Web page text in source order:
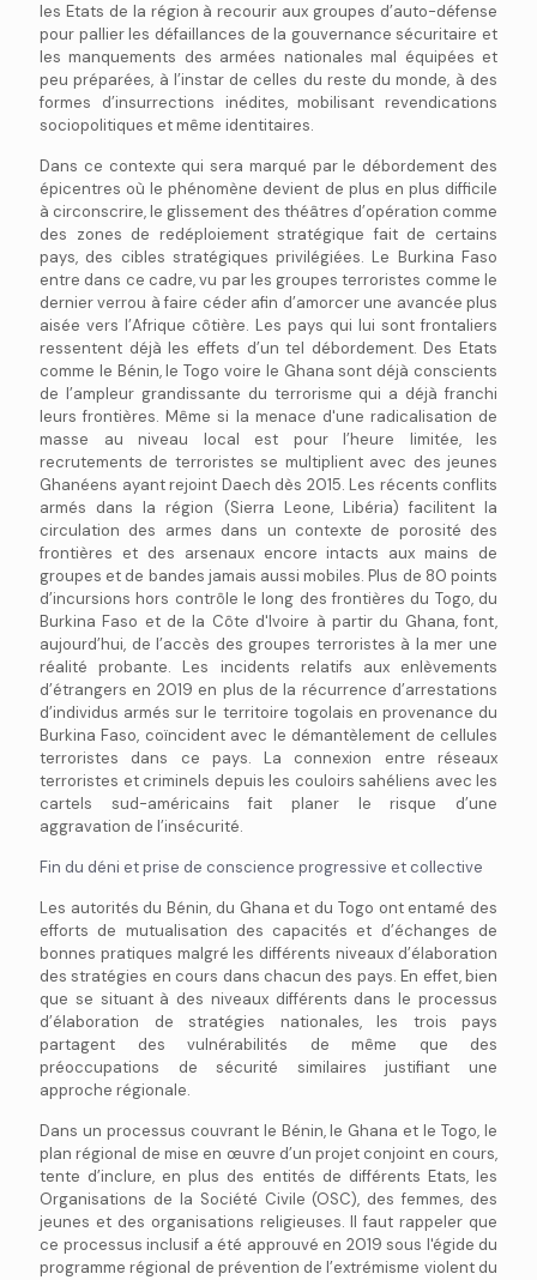
les Etats de la région à recourir aux groupes d’auto-défense
pour pallier les défaillances de la gouvernance sécuritaire et
les manquements des armées nationales mal équipées et
peu préparées, à l’instar de celles du reste du monde, à des
formes d’insurrections inédites, mobilisant revendications
sociopolitiques et même identitaires.
Dans ce contexte qui sera marqué par le débordement des
épicentres où le phénomène devient de plus en plus difficile
à circonscrire, le glissement des théâtres d’opération comme
des zones de redéploiement stratégique fait de certains
pays, des cibles stratégiques privilégiées. Le Burkina Faso
entre dans ce cadre, vu par les groupes terroristes comme le
dernier verrou à faire céder afin d’amorcer une avancée plus
aisée vers l’Afrique côtière. Les pays qui lui sont frontaliers
ressentent déjà les effets d’un tel débordement. Des Etats
comme le Bénin, le Togo voire le Ghana sont déjà conscients
de l’ampleur grandissante du terrorisme qui a déjà franchi
leurs frontières. Même si la menace d'une radicalisation de
masse au niveau local est pour l’heure limitée, les
recrutements de terroristes se multiplient avec des jeunes
Ghanéens ayant rejoint Daech dès 2015. Les récents conflits
armés dans la région (Sierra Leone, Libéria) facilitent la
circulation des armes dans un contexte de porosité des
frontières et des arsenaux encore intacts aux mains de
groupes et de bandes jamais aussi mobiles. Plus de 80 points
d’incursions hors contrôle le long des frontières du Togo, du
Burkina Faso et de la Côte d'Ivoire à partir du Ghana, font,
aujourd’hui, de l’accès des groupes terroristes à la mer une
réalité probante. Les incidents relatifs aux enlèvements
d’étrangers en 2019 en plus de la récurrence d’arrestations
d’individus armés sur le territoire togolais en provenance du
Burkina Faso, coïncident avec le démantèlement de cellules
terroristes dans ce pays. La connexion entre réseaux
terroristes et criminels depuis les couloirs sahéliens avec les
cartels sud-américains fait planer le risque d’une
aggravation de l’insécurité.
Fin du déni et prise de conscience progressive et collective
Les autorités du Bénin, du Ghana et du Togo ont entamé des
efforts de mutualisation des capacités et d’échanges de
bonnes pratiques malgré les différents niveaux d’élaboration
des stratégies en cours dans chacun des pays. En effet, bien
que se situant à des niveaux différents dans le processus
d’élaboration de stratégies nationales, les trois pays
partagent des vulnérabilités de même que des
préoccupations de sécurité similaires justifiant une
approche régionale.
Dans un processus couvrant le Bénin, le Ghana et le Togo, le
plan régional de mise en œuvre d’un projet conjoint en cours,
tente d’inclure, en plus des entités de différents Etats, les
Organisations de la Société Civile (OSC), des femmes, des
jeunes et des organisations religieuses. Il faut rappeler que
ce processus inclusif a été approuvé en 2019 sous l'égide du
programme régional de prévention de l’extrémisme violent du